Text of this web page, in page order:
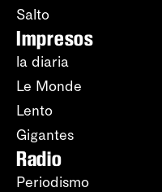
Salto
Impresos
la diaria
Le Monde
Lento
Gigantes
Radio
Periodismo